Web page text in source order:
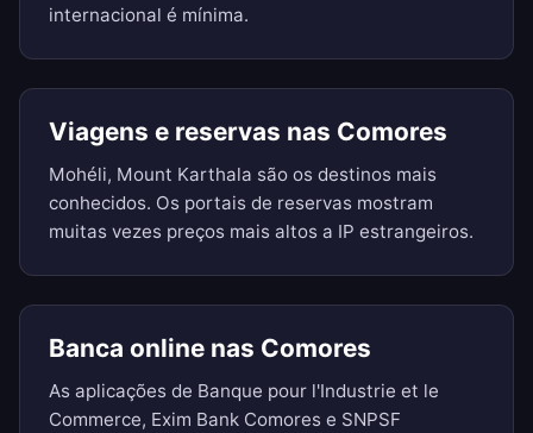
internacional é mínima.
Viagens e reservas nas Comores
Mohéli, Mount Karthala são os destinos mais
conhecidos. Os portais de reservas mostram
muitas vezes preços mais altos a IP estrangeiros.
Banca online nas Comores
As aplicações de Banque pour l'Industrie et le
Commerce, Exim Bank Comores e SNPSF